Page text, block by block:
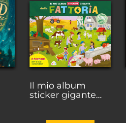
Il mio album
sticker gigante...